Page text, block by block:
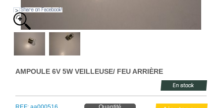
Share on Facebook!
AMPOULE 6V 5W VEILLEUSE/ FEU ARRIÈRE
En stock